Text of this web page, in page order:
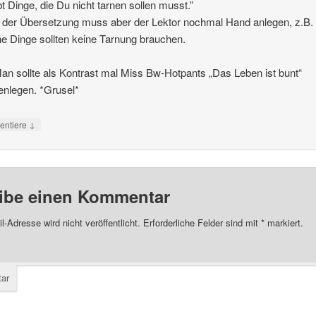
Dinge, die Du nicht tarnen sollen musst.”
Übersetzung muss aber der Lektor nochmal Hand anlegen,
Dinge sollten keine Tarnung brauchen.
sollte als Kontrast mal Miss Bw-Hotpants „Das Leben ist bunt“
*Grusel*
↓
einen Kommentar
Adresse wird nicht veröffentlicht. Erforderliche Felder sind mit *markiert.